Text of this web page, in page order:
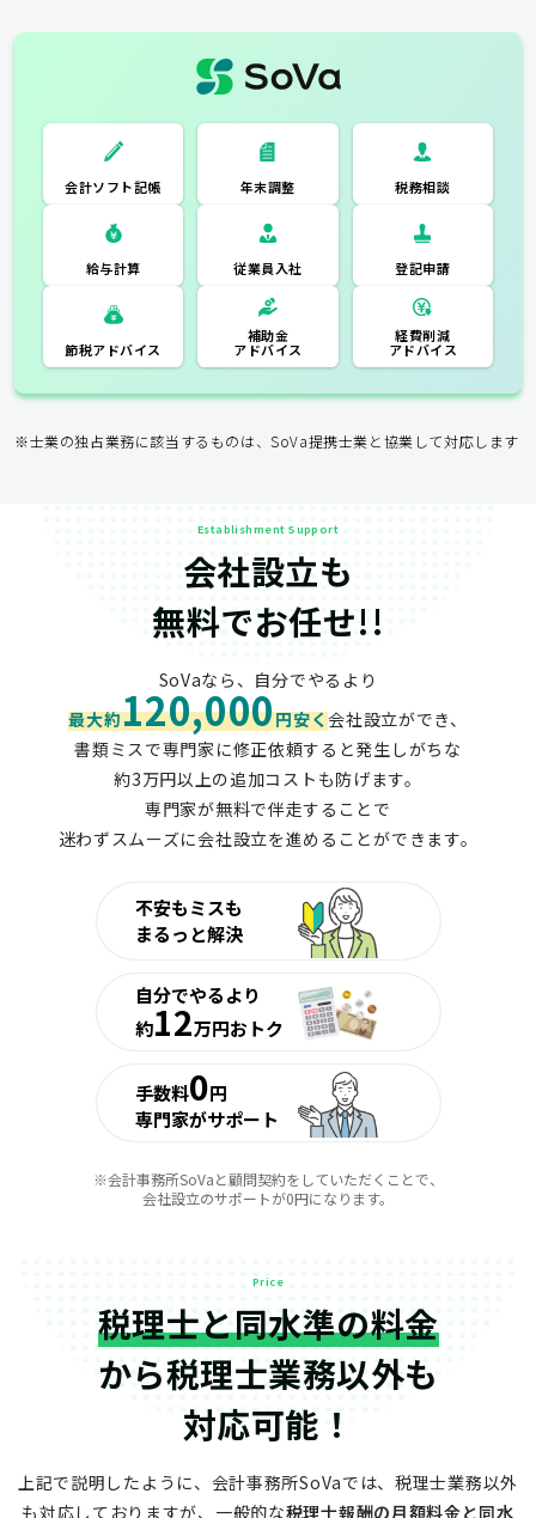
一般的な税理士
会計ソフト記
帳 年末調整 税務相談
会計ソフト記帳
年末調整
税務相談
給与計算
従業員入社
登記申請
節税アドバイス
補助金
アドバイス
アドバイス
※士業の独占業務に該当するものは、SoVa提携士業と協業して対応します
Establishment Support
会社設立も
無料でお任せ!!
SoVaなら、自分でやるより
最大約120,000円安く会社設立ができ、
書類ミスで専門家に修正依頼すると発生しがちな
約3万円以上の追加コストも防げます。
専門家が無料で伴走することで
迷わずスムーズに会社設立を進めることができます。
不安もミスも
まるっと解決
自分でやるより
約12万円おトク
手数料0円
専門家がサポート
※会計事務所SoVaと顧問契約をしていただくことで、
会社設立のサポートが0円になります。
Price
税理士と同水準の料金
から税理士業務以外も
対応可能！
上記で説明したように、会計事務所SoVaでは、税理士業務以外
も対応しておりますが、 一般的な税理士報酬の月額料金と同水